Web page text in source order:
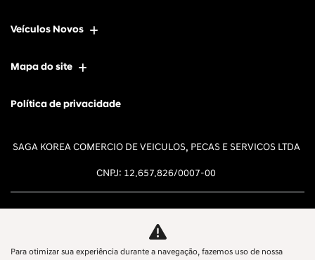
Veículos Novos
Mapa do site
Política de privacidade
SAGA KOREA COMERCIO DE VEICULOS, PECAS E SERVICOS LTDA
CNPJ: 12.657.826/0007-00
Para otimizar sua experiência durante a navegação, fazemos uso de nossa